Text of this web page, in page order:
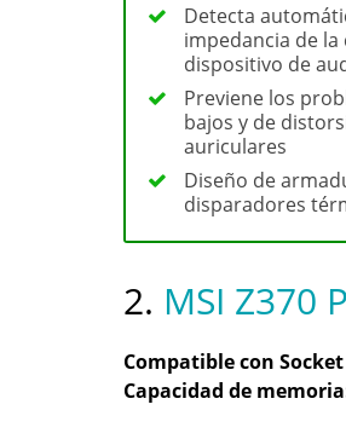
Detecta
impedancia de la
dispositivo de
Previene los
bajos y de
auriculares
Diseño de
disparadores
2. MSI Z370
Compatible con Socket
Capacidad de